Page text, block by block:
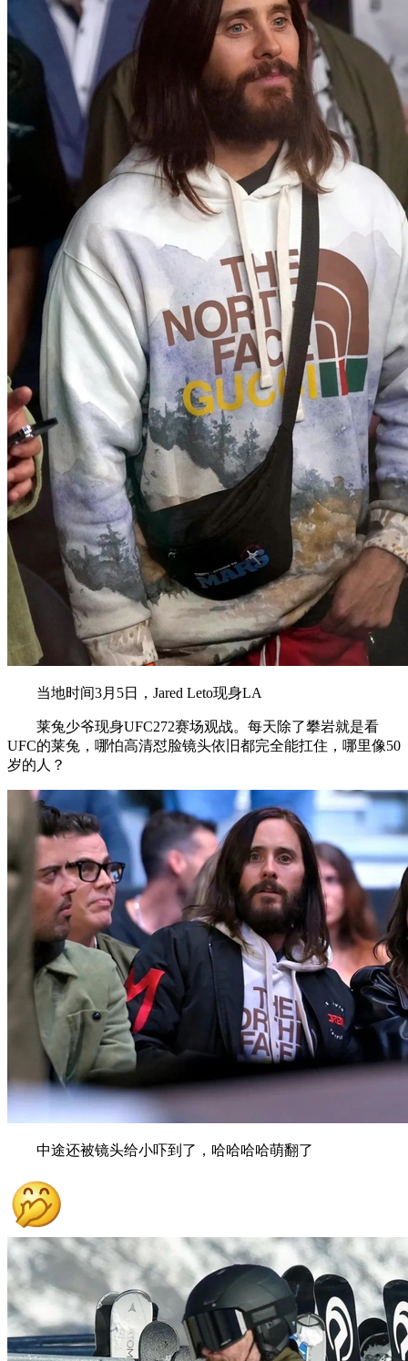
当地时间3月5日，Jared Leto现身LA
莱兔少爷现身UFC272赛场观战。每天除了攀岩就是看
UFC的莱兔，哪怕高清怼脸镜头依旧都完全能扛住，哪里像50
岁的人？
中途还被镜头给小吓到了，哈哈哈哈萌翻了